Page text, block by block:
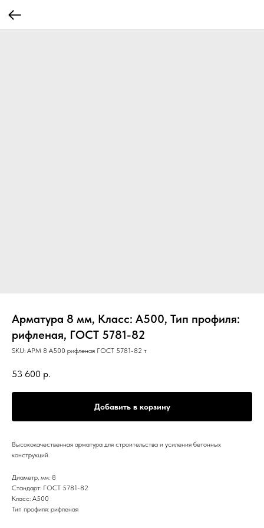
Арматура 8 мм, Класс: А500, Тип профиля:
рифленая, ГОСТ 5781-82
SKU: АРМ 8 А500 рифленая ГОСТ 5781-82 т
53 600 р.
Добавить в корзину
Высококачественная арматура для строительства и усиления бетонных
конструкций.
Диаметр, мм: 8
Стандарт: ГОСТ 5781-82
Класс: А500
Тип профиля: рифленая